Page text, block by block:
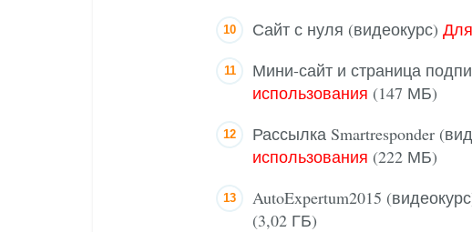
Сайт с нуля (видеокурс)
Мини-сайт и страница
использования (147 МБ)
Рассылка Smartresponder
использования (222 МБ)
AutoExpertum2015
(3,02 ГБ)